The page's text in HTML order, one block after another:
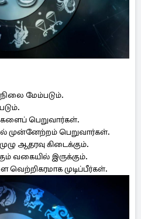
மேம்படும்.
பெறுவார்கள்.
முன்னேற்றம் பெறுவார்கள்.
ஆதரவு கிடைக்கும்.
வகையில் இருக்கும்.
முடிப்பீர்கள்.